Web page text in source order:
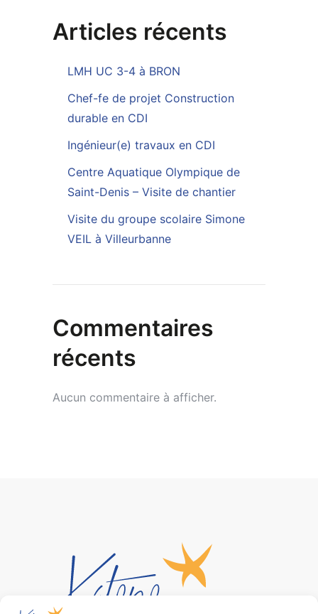
Articles récents
LMH UC 3-4 à BRON
Chef-fe de projet Construction
durable en CDI
Ingénieur(e) travaux en CDI
Centre Aquatique Olympique de
Saint-Denis – Visite de chantier
Visite du groupe scolaire Simone
VEIL à Villeurbanne
Commentaires
récents
Aucun commentaire à afficher.